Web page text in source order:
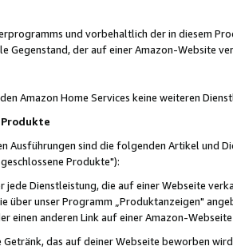
und vorbehaltlich der in diesem
Gegenstand, der auf einer Amazon-Website
Amazon Home Services keine weiteren
Produkte
Ausführungen sind die folgenden Artikel und
Produkte"):
jede Dienstleistung, die auf einer Webseite
über unser Programm „Produktanzeigen"
einen anderen Link auf einer Amazon-
das auf deiner Webseite beworben